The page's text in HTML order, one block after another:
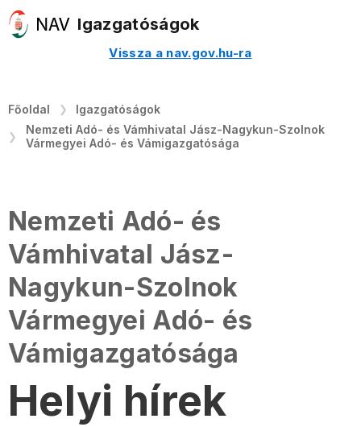
Igazgatóságok
Vissza a nav.gov.hu-ra
Főoldal
Igazgatóságok
Nemzeti Adó- és Vámhivatal Jász-Nagykun-Szolnok
Vármegyei Adó- és Vámigazgatósága
Nemzeti Adó- és
Vámhivatal Jász-
Nagykun-Szolnok
Vármegyei Adó- és
Vámigazgatósága
Helyi hírek